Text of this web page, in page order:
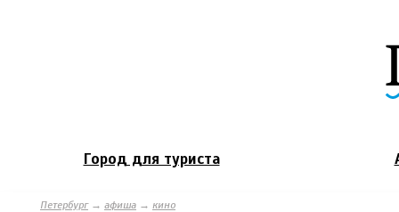
Город для туриста
Петербург→ афиша → кино